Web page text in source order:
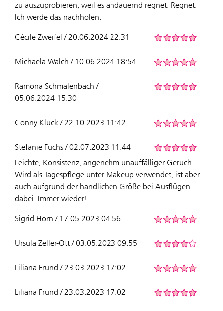
zu auszuprobieren, weil es andauernd regnet. Regnet.
Ich werde das nachholen.
Cécile Zweifel / 20.06.2024 22:31
Michaela Walch / 10.06.2024 18:54
Ramona Schmalenbach /
05.06.2024 15:30
Conny Kluck / 22.10.2023 11:42
Stefanie Fuchs / 02.07.2023 11:44
Leichte, Konsistenz, angenehm unauffälliger Geruch.
Wird als Tagespflege unter Makeup verwendet, ist aber
auch aufgrund der handlichen Größe bei Ausflügen
dabei. Immer wieder!
Sigrid Horn / 17.05.2023 04:56
Ursula Zeller-Ott / 03.05.2023 09:55
Liliana Frund / 23.03.2023 17:02
Liliana Frund / 23.03.2023 17:02